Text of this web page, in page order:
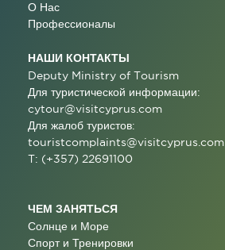
О Нас
Профессионалы
НАШИ КОНТАКТЫ
Deputy Ministry of Tourism
Для туристической информации:
cytour@visitcyprus.com
Для жалоб туристов:
touristcomplaints@visitcyprus.com
T: (+357) 22691100
ЧЕМ ЗАНЯТЬСЯ
Солнце и Море
Спорт и Тренировки